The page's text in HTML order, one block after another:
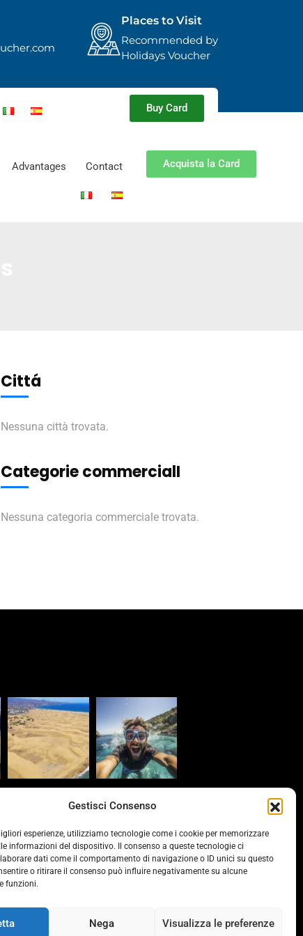
Gestisci Consenso
esperienze, utilizziamo tecnologie come i cookie per memorizzare
informazioni del dispositivo. Il consenso a queste tecnologie ci
dati come il comportamento di navigazione o ID unici su questo
o ritirare il consenso può influire negativamente su alcune
funzioni.
Nega Visualizza le preferenze
Places to Visit
Recommended by
Holidays Voucher
Buy Card
Advantages Contact Acquista la Card
Cittá
Nessuna città trovata.
Categorie commercialI
Nessuna categoria commerciale trovata.